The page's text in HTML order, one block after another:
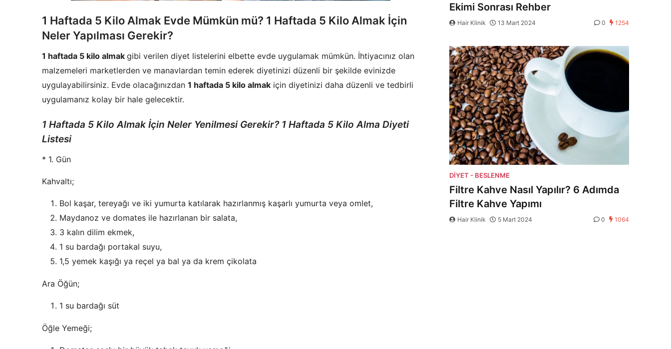
1 Haftada 5 Kilo Almak Evde Mümkün mü? 1 Haftada 5 Kilo Almak İçin
Neler Yapılması Gerekir?
1 haftada 5 kilo almak gibi verilen diyet listelerini elbette evde uygulamak mümkün. İhtiyacınız olan
malzemeleri marketlerden ve manavlardan temin ederek diyetinizi düzenli bir şekilde evinizde
uygulayabilirsiniz. Evde olacağınızdan 1 haftada 5 kilo almak için diyetinizi daha düzenli ve tedbirli
uygulamanız kolay bir hale gelecektir.
1 Haftada 5 Kilo Almak İçin Neler Yenilmesi Gerekir? 1 Haftada 5 Kilo Alma Diyeti
Listesi
* 1. Gün
Kahvaltı;
Bol kaşar, tereyağı ve iki yumurta katılarak hazırlanmış kaşarlı yumurta veya omlet,
Maydanoz ve domates ile hazırlanan bir salata,
3 kalın dilim ekmek,
1 su bardağı portakal suyu,
1,5 yemek kaşığı ya reçel ya bal ya da krem çikolata
Ara Öğün;
1 su bardağı süt
Öğle Yemeği;
Ekimi Sonrası Rehber
Hair Klinik 13 Mart 2024 0 1254
DIYET - BESLENME
Filtre Kahve Nasıl Yapılır? 6 Adımda
Filtre Kahve Yapımı
Hair Klinik 5 Mart 2024 0 1064